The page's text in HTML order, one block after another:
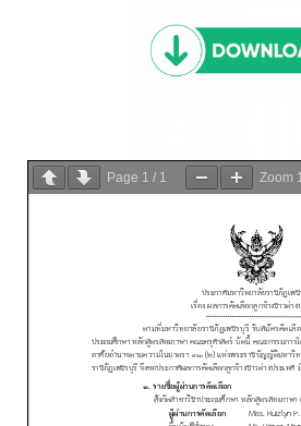
Page 1 / 1 Zoom